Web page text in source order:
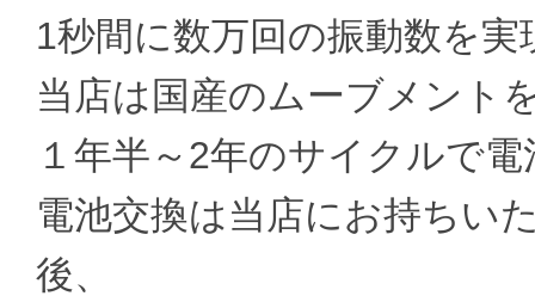
1秒間に数万回の振動数を
当店は国産のムーブメント
１年半～2年のサイクルで
電池交換は当店にお持ちい
後、